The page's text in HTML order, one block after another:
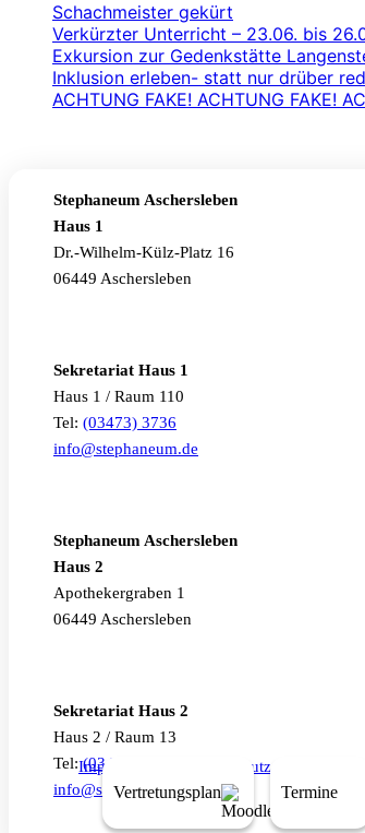
Schachmeister gekürt
Verkürzter Unterricht – 23.06. bis
Exkursion zur Gedenkstätte
Inklusion erleben- statt nur drüber
ACHTUNG FAKE! ACHTUNG FAKE!
Stephaneum Aschersleben
Haus 1
Dr.-Wilhelm-Külz-Platz 16
06449 Aschersleben
Sekretariat Haus 1
Haus 1 / Raum 110
Tel: (03473) 3736
info@stephaneum.de
Stephaneum Aschersleben
Haus 2
Apothekergraben 1
06449 Aschersleben
Sekretariat Haus 2
Haus 2 / Raum 13
Tel:(03473) 3134
info@stephaneum.de
Impressum Datenschutz
Vertretungsplan Termine